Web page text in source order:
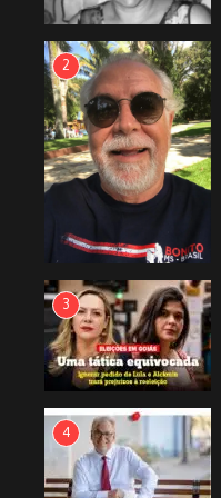
<strong>Argentina deve sim
temer Milei</strong>
13 de novembro de 2023
Vilmar Rocha amplia leque de
aliados
14 de agosto de 2022
2
3
4